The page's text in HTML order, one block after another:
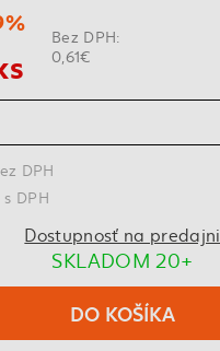
Bez DPH:
0,61€
DPH
DPH
Dostupnosť na predajni
SKLADOM 20+
DO KOŠÍKA